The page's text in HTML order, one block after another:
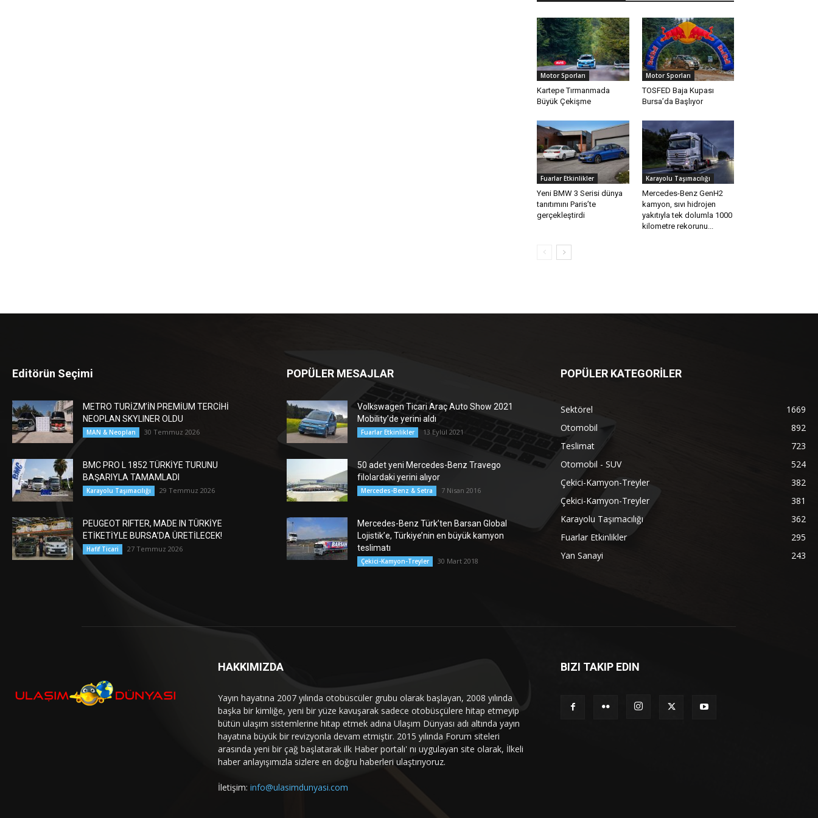
Motor Sporları
Kartepe Tırmanmada
Büyük Çekişme
Motor Sporları
TOSFED Baja Kupası
Bursa’da Başlıyor
Fuarlar Etkinlikler
Yeni BMW 3 Serisi dünya
tanıtımını Paris’te
gerçekleştirdi
Karayolu Taşımacılığı
Mercedes-Benz GenH2
kamyon, sıvı hidrojen
yakıtıyla tek dolumla 1000
kilometre rekorunu...
Editörün Seçimi
METRO TURİZM’İN PREMİUM TERCİHİ
NEOPLAN SKYLINER OLDU
MAN & Neoplan 30 Temmuz 2026
BMC PRO L 1852 TÜRKİYE TURUNU
BAŞARIYLA TAMAMLADI
Karayolu Taşımacılığı 29 Temmuz 2026
PEUGEOT RIFTER, MADE IN TÜRKİYE
ETİKETİYLE BURSA’DA ÜRETİLECEK!
Hafif Ticari 27 Temmuz 2026
POPÜLER MESAJLAR
Volkswagen Ticari Araç Auto Show 2021
Mobility’de yerini aldı
Fuarlar Etkinlikler 13 Eylül 2021
50 adet yeni Mercedes-Benz Travego
filolardaki yerini alıyor
Mercedes-Benz & Setra 7 Nisan 2016
Mercedes-Benz Türk’ten Barsan Global
Lojistik’e, Türkiye’nin en büyük kamyon
teslimatı
Çekici-Kamyon-Treyler 30 Mart 2018
POPÜLER KATEGORİLER
Sektörel
1669
Otomobil
892
Teslimat
723
Otomobil - SUV
524
Çekici-Kamyon-Treyler
382
Çekici-Kamyon-Treyler
381
Karayolu Taşımacılığı
362
Fuarlar Etkinlikler
295
Yan Sanayi
243
HAKKIMIZDA
Yayın hayatına 2007 yılında otobüscüler grubu olarak başlayan, 2008 yılında
başka bir kimliğe, yeni bir yüze kavuşarak sadece otobüsçülere hitap etmeyip
bütün ulaşım sistemlerine hitap etmek adına Ulaşım Dünyası adı altında yayın
hayatına büyük bir revizyonla devam etmiştir. 2015 yılında Forum siteleri
arasında yeni bir çağ başlatarak ilk Haber portalı' nı uygulayan site olarak, İlkeli
haber anlayışımızla sizlere en doğru haberleri ulaştırıyoruz.
İletişim: info@ulasimdunyasi.com
BIZI TAKIP EDIN